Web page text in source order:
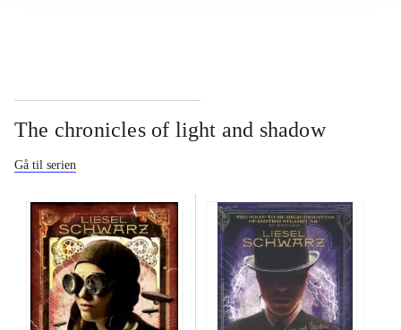
The chronicles of light and shadow
Gå til serien